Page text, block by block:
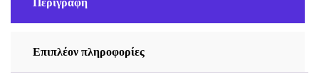
Επιπλέον πληροφορίες